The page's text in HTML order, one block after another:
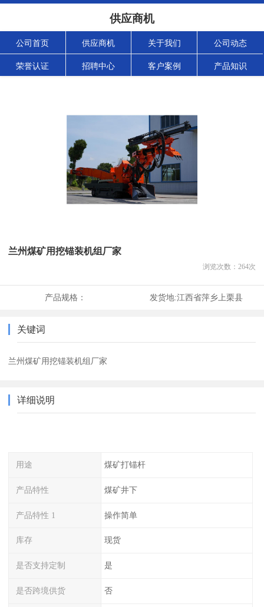
供应商机
公司首页 供应商机 关于我们 公司动态
荣誉认证 招聘中心 客户案例 产品知识
兰州煤矿用挖锚装机组厂家
浏览次数： 264次
产品规格： 发货地:江西省萍乡上栗县
关键词
兰州煤矿用挖锚装机组厂家
详细说明
用途 煤矿打锚杆
产品特性 煤矿井下
产品特性 1 操作简单
库存 现货
是否支持定制 是
是否跨境供货 否